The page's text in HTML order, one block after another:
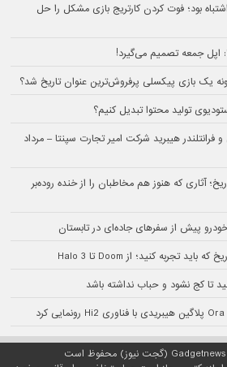
بود؛ فوت کردن کارتریج بازی مشکل را حل
یک بازی پیکسلی پرفروش‌ترین عنوان تاریخ شد؟
تولید محتوا تبدیل کنیم؟
فرانتلندر هیبرید شرکت امیر تجارت سپنتا – مرداد
آثاری که هنوز هم مخاطبان را از خنده روده‌بر
تا کج نشود و حباب نداشته باشد